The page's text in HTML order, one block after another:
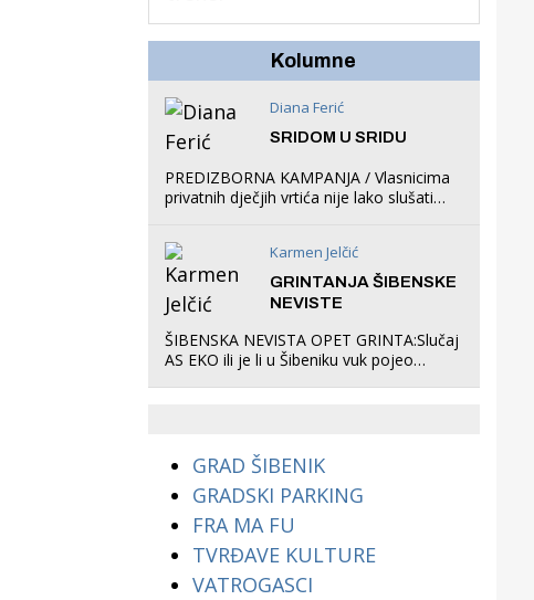
organizirao dječje
Kolumne
Diana Ferić
SRIDOM U SRIDU
PREDIZBORNA KAMPANJA / Vlasnicima
privatnih dječjih vrtića nije lako slušati
što oni rade u Šibeniku ne postoji
Karmen Jelčić
GRINTANJA ŠIBENSKE
NEVISTE
ŠIBENSKA NEVISTA OPET GRINTA:Slučaj
AS EKO ili je li u Šibeniku vuk pojeo
GRAD ŠIBENIK
GRADSKI PARKING
FRA MA FU
TVRĐAVE KULTURE
VATROGASCI